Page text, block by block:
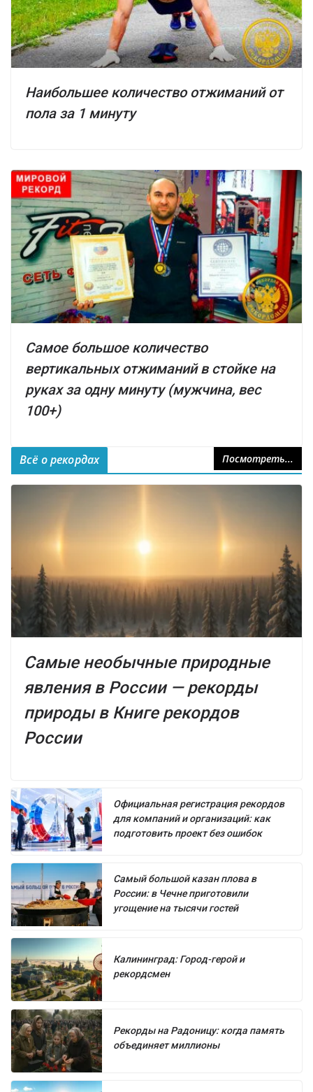
Наибольшее количество отжиманий от
пола за 1 минуту
Самое большое количество
вертикальных отжиманий в стойке на
руках за одну минуту (мужчина, вес
100+)
Всё о рекордах Посмотреть...
Самые необычные природные
явления в России — рекорды
природы в Книге рекордов
России
Официальная регистрация рекордов
для компаний и организаций: как
подготовить проект без ошибок
Самый большой казан плова в
России: в Чечне приготовили
угощение на тысячи гостей
Калининград: Город-герой и
рекордсмен
Рекорды на Радоницу: когда память
объединяет миллионы